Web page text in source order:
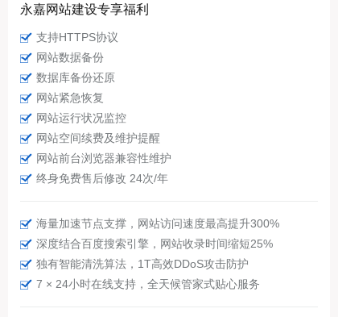
永嘉网站建设专享福利
支持HTTPS协议
网站数据备份
数据库备份还原
网站紧急恢复
网站运行状况监控
网站空间续费及维护提醒
网站前台浏览器兼容性维护
终身免费售后修改 24次/年
海量加速节点支撑，网站访问速度最高提升300%
深度结合百度搜索引擎，网站收录时间缩短25%
独有智能清洗算法，1T高效DDoS攻击防护
7 × 24小时在线支持，全天候管家式贴心服务